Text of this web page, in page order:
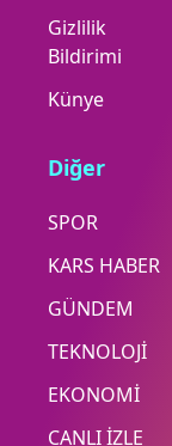
Gizlilik
Bildirimi
Künye
Diğer
SPOR
KARS HABER
GÜNDEM
TEKNOLOJİ
EKONOMİ
CANLI İZLE